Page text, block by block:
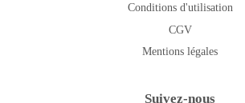
Conditions d'utilisation
CGV
Mentions légales
Suivez-nous